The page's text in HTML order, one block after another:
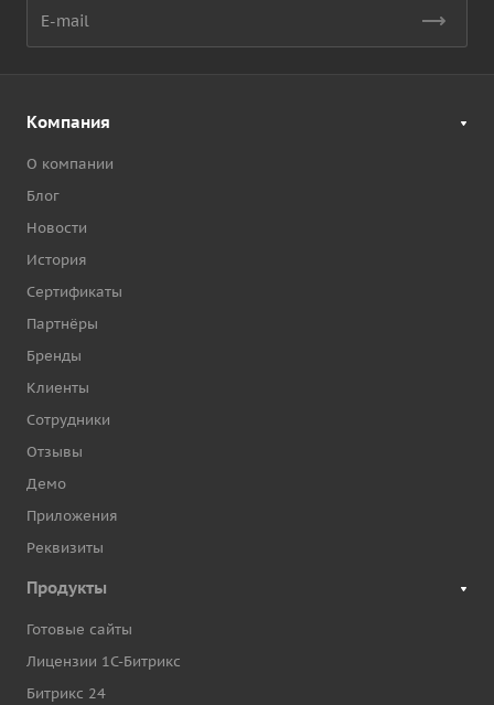
Компания
О компании
Блог
Новости
История
Сертификаты
Партнёры
Бренды
Клиенты
Сотрудники
Отзывы
Демо
Приложения
Реквизиты
Продукты
Готовые сайты
Лицензии 1С-Битрикс
Битрикс 24